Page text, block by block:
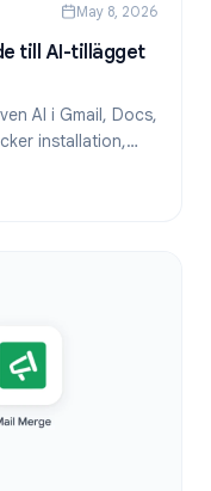
May 8, 2026
till AI-tillägget
AI i Gmail, Docs,
installation,
till AI-tillägget för